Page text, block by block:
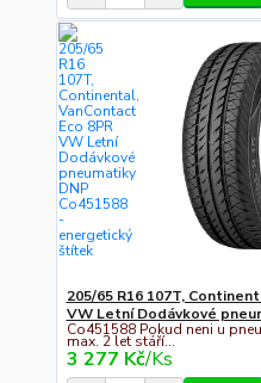
205/65 R16 107T,
VW Letní Dodávkové
Co451588 Pokud neni u
max. 2 let stáří...
3 277 Kč/Ks